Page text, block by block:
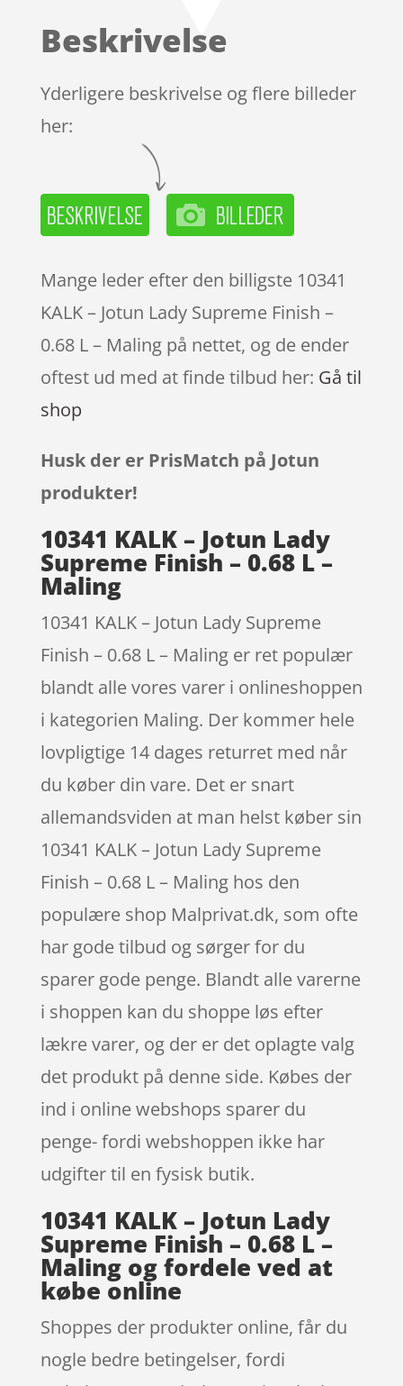
Beskrivelse
Yderligere beskrivelse og flere billeder
her:
Mange leder efter den billigste 10341
KALK – Jotun Lady Supreme Finish –
0.68 L – Maling på nettet, og de ender
oftest ud med at finde tilbud her: Gå til
shop
Husk der er PrisMatch på Jotun
produkter!
10341 KALK – Jotun Lady
Supreme Finish – 0.68 L –
Maling
10341 KALK – Jotun Lady Supreme
Finish – 0.68 L – Maling er ret populær
blandt alle vores varer i onlineshoppen
i kategorien Maling. Der kommer hele
lovpligtige 14 dages returret med når
du køber din vare. Det er snart
allemandsviden at man helst køber sin
10341 KALK – Jotun Lady Supreme
Finish – 0.68 L – Maling hos den
populære shop Malprivat.dk, som ofte
har gode tilbud og sørger for du
sparer gode penge. Blandt alle varerne
i shoppen kan du shoppe løs efter
lækre varer, og der er det oplagte valg
det produkt på denne side. Købes der
ind i online webshops sparer du
penge- fordi webshoppen ikke har
udgifter til en fysisk butik.
10341 KALK – Jotun Lady
Supreme Finish – 0.68 L –
Maling og fordele ved at
købe online
Shoppes der produkter online, får du
nogle bedre betingelser, fordi